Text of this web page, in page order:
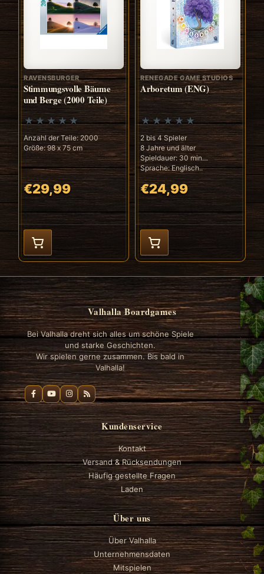
RAVENSBURGER
Stimmungsvolle Bäume
und Berge (2000 Teile)
Anzahl der Teile: 2000
Größe: 98 x 75 cm
€29,99
RENEGADE GAME STUDIOS
Arboretum (ENG)
2 bis 4 Spieler
8 Jahre und älter
Spieldauer: 30 min
Sprache: Englisch..
€24,99
Valhalla Boardgames
Bei Valhalla dreht sich alles um schöne Spiele
und starke Geschichten.
Wir spielen gerne zusammen. Bis bald in
Valhalla!
Kundenservice
Kontakt
Versand & Rücksendungen
Häufig gestellte Fragen
Laden
Über uns
Über Valhalla
Unternehmensdaten
Mitspielen